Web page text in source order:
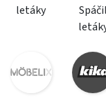
letáky
Spáčil